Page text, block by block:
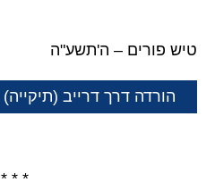
טיש פורים – ה'תשע"ה
הורדה דרך דרייב (תיקייה)
* * *